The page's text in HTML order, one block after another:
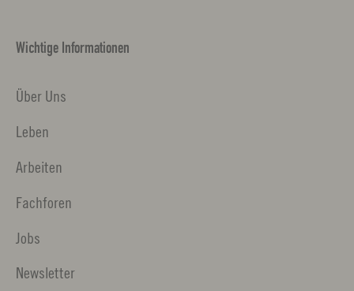
Wichtige Informationen
Über Uns
Leben
Arbeiten
Fachforen
Jobs
Newsletter